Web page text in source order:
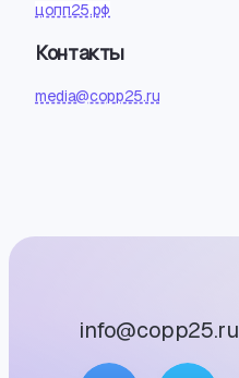
цопп25.рф
Контакты
media@copp25.ru
info@copp25.ru